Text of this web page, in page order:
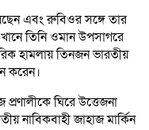
এবং রুবিওর সঙ্গে তার
তিনি ওমান উপসাগরে
হামলায় তিনজন ভারতীয়
করেন।
ঘিরে উত্তেজনা
নাবিকবাহী জাহাজ মার্কিন